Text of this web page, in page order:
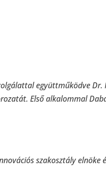
együttműködve Dr.
Első alkalommal
szakosztály elnöke